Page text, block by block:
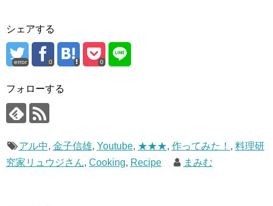
シェアする
error 0 0
フォローする
アル中, 金子信雄, Youtube, ★★★, 作ってみた！ , 料理研
究家リュウジさん, Cooking, Recipe まみむ